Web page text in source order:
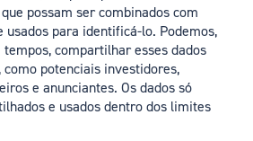
possam ser combinados com
usados para identificá-lo. Podemos,
compartilhar esses dados
potenciais investidores,
e anunciantes. Os dados só
e usados dentro dos limites